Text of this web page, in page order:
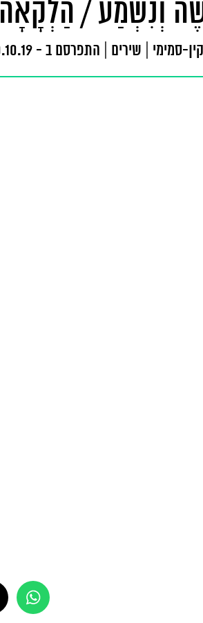
וְנִשְׁמַע / הַלְקָאָה
סמימי שירים התפרסם ב - 20.10.19